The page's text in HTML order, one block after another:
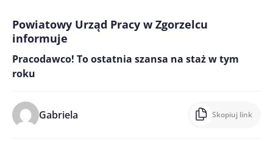
Powiatowy Urząd Pracy w Zgorzelcu
informuje
Pracodawco! To ostatnia szansa na staż w tym
roku
Gabriela Skopiuj link